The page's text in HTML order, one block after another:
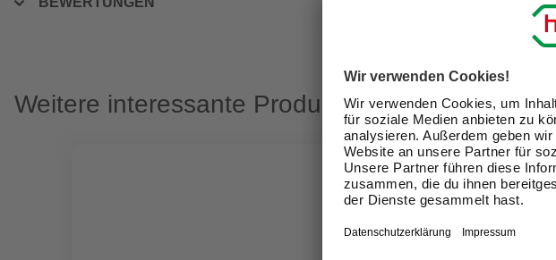
Weitere interessante Produkte